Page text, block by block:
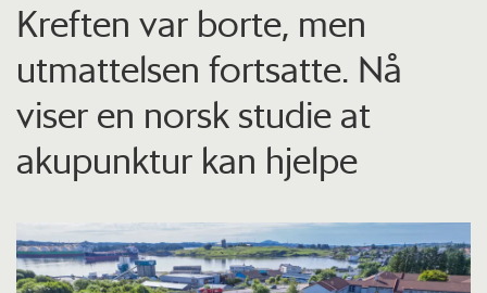
Kreften var borte, men
utmattelsen fortsatte. Nå
viser en norsk studie at
akupunktur kan hjelpe